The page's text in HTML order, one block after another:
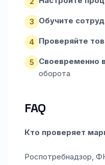
3 Обучите
4 Проверяйте
5 Своевременно
оборота
FAQ
Кто проверяет
Роспотребнадзор,